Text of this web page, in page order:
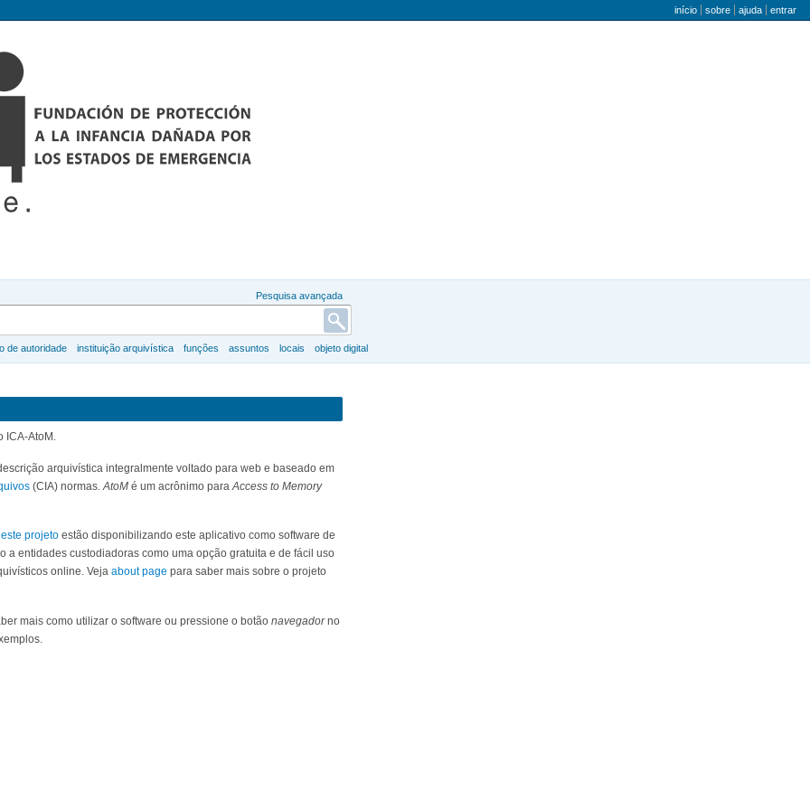
menu do utilizador
início sobre ajuda entrar
Pesquisa avançada
de autoridade instituição arquivística funções assuntos locais objeto digital
ICA-AtoM.
arquivística integralmente voltado para web e baseado em
(CIA) normas. AtoM é um acrônimo para Access to Memory
projeto estão disponibilizando este aplicativo como software de
a entidades custodiadoras como uma opção gratuita e de fácil uso
online. Veja about page para saber mais sobre o projeto
mais como utilizar o software ou pressione o botão navegadorno